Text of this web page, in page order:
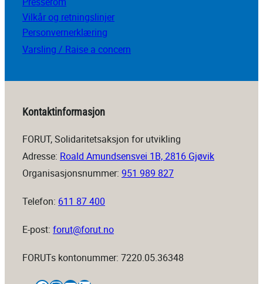
Vilkår og retningslinjer
Personvernerklæring
Varsling / Raise a concern
Kontaktinformasjon
FORUT, Solidaritetsaksjon for utvikling
Adresse: Roald Amundsensvei 1B, 2816 Gjøvik
Organisasjonsnummer: 951 989 827
Telefon: 611 87 400
E-post: forut@forut.no
FORUTs kontonummer: 7220.05.36348